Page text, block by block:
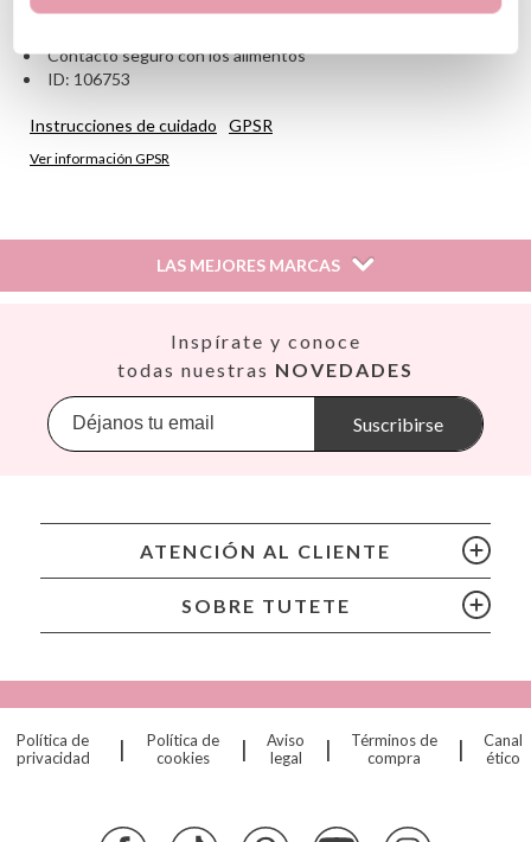
Contacto seguro con los alimentos
ID: 106753
Instrucciones de cuidado GPSR
Ver información GPSR
LAS MEJORES MARCAS
Banwood
BIBS
Cristina de Jos'h
Djeco
Inspírate y conoce
todas nuestras NOVEDADES
Suscribirse
ATENCIÓN AL CLIENTE
SOBRE TUTETE
Política de
privacidad
|
Política de
cookies
|
Aviso
legal
|
Términos de
compra
|
Canal
ético